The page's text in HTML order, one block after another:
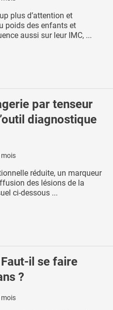
plus d’attention et
poids des enfants et
aussi sur leur IMC, ...
par tenseur
diagnostique
mois
réduite, un marqueur
des lésions de la
ci-dessous ...
Faut-il se faire
?
mois